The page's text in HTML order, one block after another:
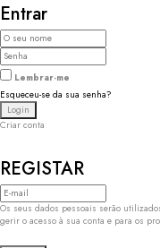
Entrar
Lembrar-me
Esqueceu-se da sua senha?
Criar conta
REGISTAR
Os seus dados pessoais serão
gerir o acesso à sua conta e para os